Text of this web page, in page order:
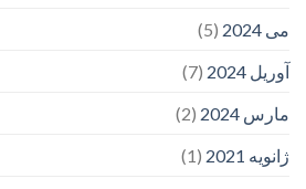
می 2024
(5)
آوریل 2024
(7)
مارس 2024
(2)
ژانویه 2021
(1)